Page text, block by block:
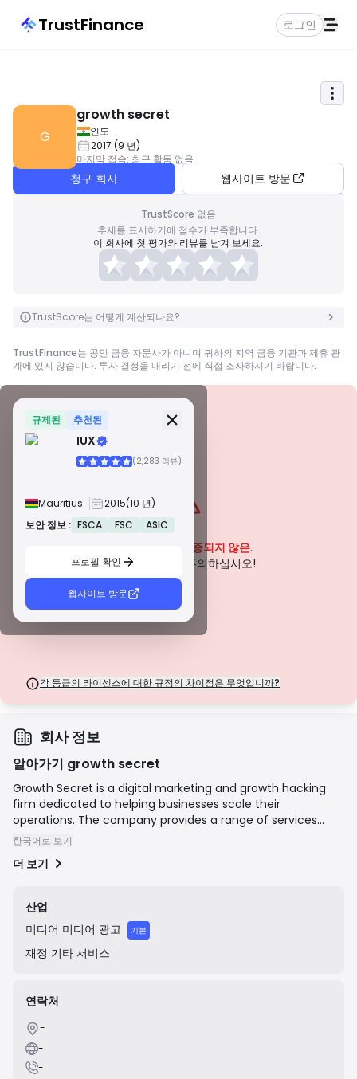
TrustFinance 로그인
G
growth secret
인도
2017 (9 년)
마지막 접속: 최근 활동 없음
청구 회사 웹사이트 방문
TrustScore 없음
추세를 표시하기에 점수가 부족합니다.
이 회사에 첫 평가와 리뷰를 남겨 보세요.
TrustScore는 어떻게 계산되나요?
TrustFinance는 공인 금융 자문사가 아니며 귀하의 지역 금융 기관과 제휴 관
계에 있지 않습니다. 투자 결정을 내리기 전에 직접 조사하시기 바랍니다.
규제된 추천된
IUX
(2,283 리뷰)
Mauritius 2015(10 년)
보안 정보 : FSCA FSC ASIC
프로필 확인
웹사이트 방문
보안 정보
경고
입증되지 않은.
잠재적인 위험에 주의하십시오!
각 등급의 라이센스에 대한 규정의 차이점은 무엇입니까?
전 세계적으로 유명한 규제 기관에서 발급한 이 라이선스는 엄격한 규정 준수,
존경받는 지역 규제 기관에서 부여하는 이 라이선스는 자금 분리, 재무 보고 및
보상 제도와 같은 강력한 안전 조치를 제공합니다. 티어 1만큼 엄격하지는 않지
만 신뢰할 수 있는 지역 보호를 제공합니다.
신흥 시장의 규제 기관에서 발급한 이 라이선스는 최소 자본 요건 및 AML 정책
과 같은 기본적인 보호 기능을 제공합니다. 감독이 덜 엄격하므로 거래자는 주
의를 기울이고 안전 조치를 확인해야 합니다.
감독이 최소화된 관할권에서 발행된 이러한 라이선스는 종종 자금 분리 및 보험
회사 정보
알아가기 growth secret
Growth Secret is a digital marketing and growth hacking
firm dedicated to helping businesses scale their
operations. The company provides a range of services
designed to increase online visibility, generate qualified
include search engine optimization (SEO), content
marketing strategies, targeting businesses looking to
expand their customer base and revenue.
한국어로 보기
더 보기
산업
미디어 미디어 광고 기본
재정 기타 서비스
연락처
-
-
-